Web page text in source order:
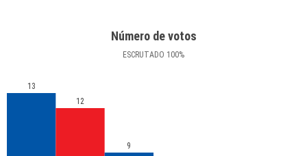
Número de votos
ESCRUTADO 100%
13
12
9